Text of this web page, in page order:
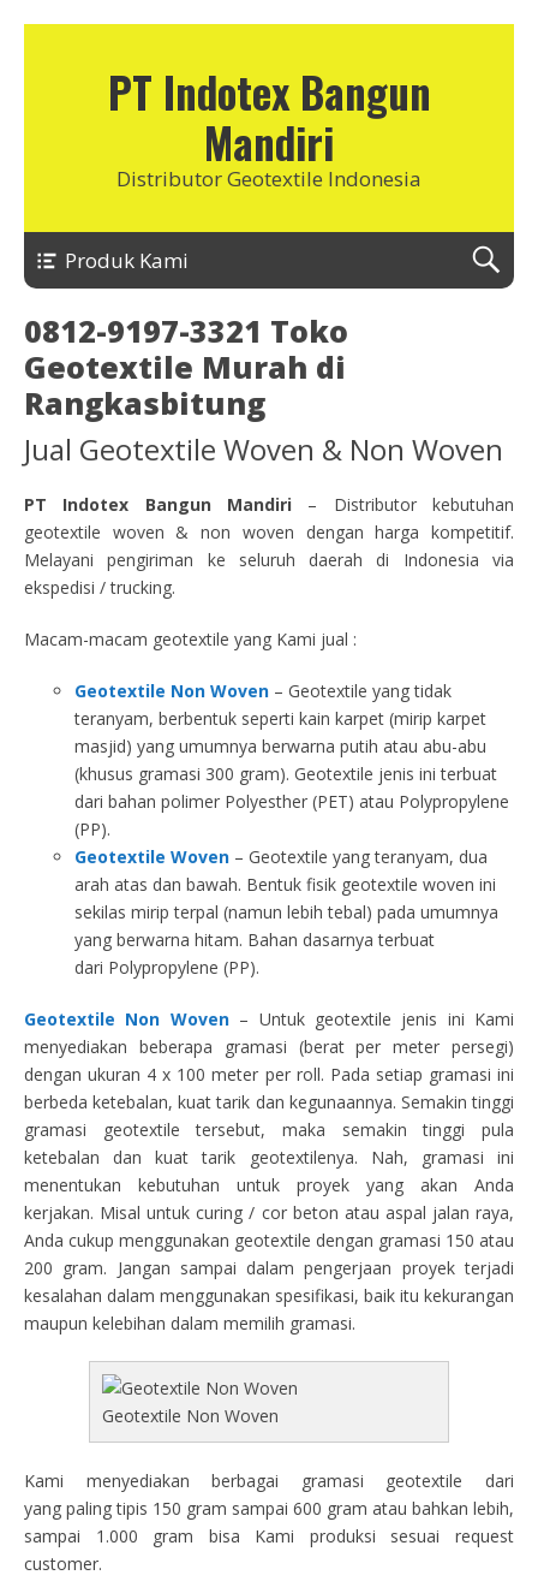
PT Indotex Bangun
Mandiri
Distributor Geotextile Indonesia
Produk Kami
0812-9197-3321 Toko
Geotextile Murah di
Rangkasbitung
Jual Geotextile Woven & Non Woven
PT Indotex Bangun Mandiri – Distributor kebutuhan
geotextile woven & non woven dengan harga kompetitif.
Melayani pengiriman ke seluruh daerah di Indonesia via
ekspedisi / trucking.
Macam-macam geotextile yang Kami jual :
Geotextile Non Woven – Geotextile yang tidak
teranyam, berbentuk seperti kain karpet (mirip karpet
masjid) yang umumnya berwarna putih atau abu-abu
(khusus gramasi 300 gram). Geotextile jenis ini terbuat
dari bahan polimer Polyesther (PET) atau Polypropylene
(PP).
Geotextile Woven – Geotextile yang teranyam, dua
arah atas dan bawah. Bentuk fisik geotextile woven ini
sekilas mirip terpal (namun lebih tebal) pada umumnya
yang berwarna hitam. Bahan dasarnya terbuat
dari Polypropylene (PP).
Geotextile Non Woven– Untuk geotextile jenis ini Kami
menyediakan beberapa gramasi (berat per meter persegi)
dengan ukuran 4 x 100 meter per roll. Pada setiap gramasi ini
berbeda ketebalan, kuat tarik dan kegunaannya. Semakin tinggi
gramasi geotextile tersebut, maka semakin tinggi pula
ketebalan dan kuat tarik geotextilenya. Nah, gramasi ini
menentukan kebutuhan untuk proyek yang akan Anda
kerjakan. Misal untuk curing / cor beton atau aspal jalan raya,
Anda cukup menggunakan geotextile dengan gramasi 150 atau
200 gram. Jangan sampai dalam pengerjaan proyek terjadi
kesalahan dalam menggunakan spesifikasi, baik itu kekurangan
maupun kelebihan dalam memilih gramasi.
Geotextile Non Woven
Kami menyediakan berbagai gramasi geotextile dari
yang paling tipis 150 gram sampai 600 gram atau bahkan lebih,
sampai 1.000 gram bisa Kami produksi sesuai request
customer.